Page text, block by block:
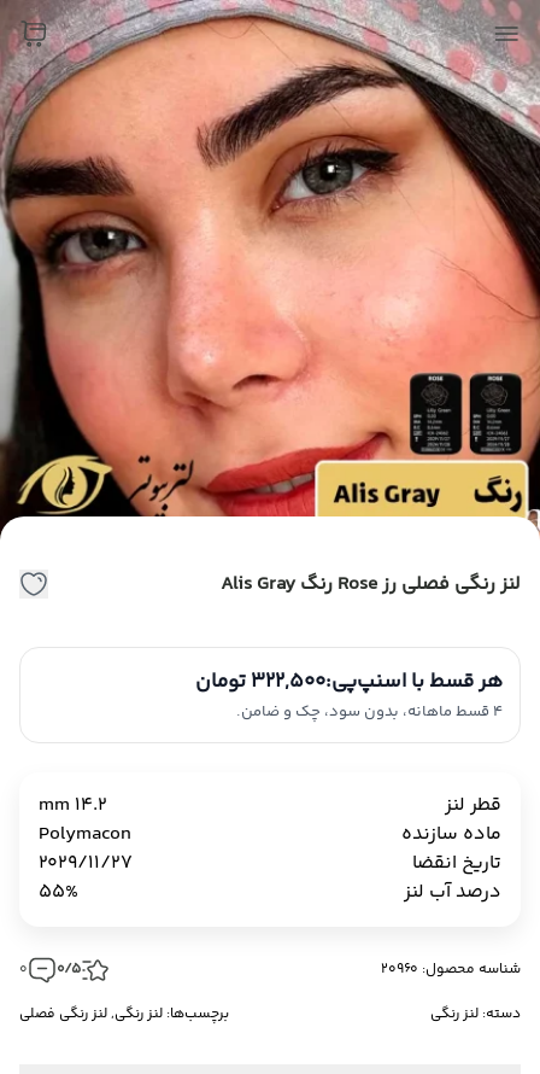
لنز رنگی فصلی رز Rose رنگ Alis Gray
هر قسط با اسنپ‌پی:322,500 تومان
4 قسط ماهانه، بدون سود، چک و ضامن.
قطر لنز
14.2 mm
ماده سازنده
Polymacon
تاریخ انقضا
2029/11/27
درصد آب لنز
55%
شناسه محصول: 20960 0/5
0
دسته: لنز رنگی برچسب‌ها: لنز رنگی,لنز رنگی فصلی